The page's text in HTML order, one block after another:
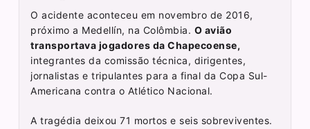
O acidente aconteceu em novembro de 2016,
próximo a Medellín, na Colômbia. O avião
transportava jogadores da Chapecoense,
integrantes da comissão técnica, dirigentes,
jornalistas e tripulantes para a final da Copa Sul-
Americana contra o Atlético Nacional.
A tragédia deixou 71 mortos e seis sobreviventes.